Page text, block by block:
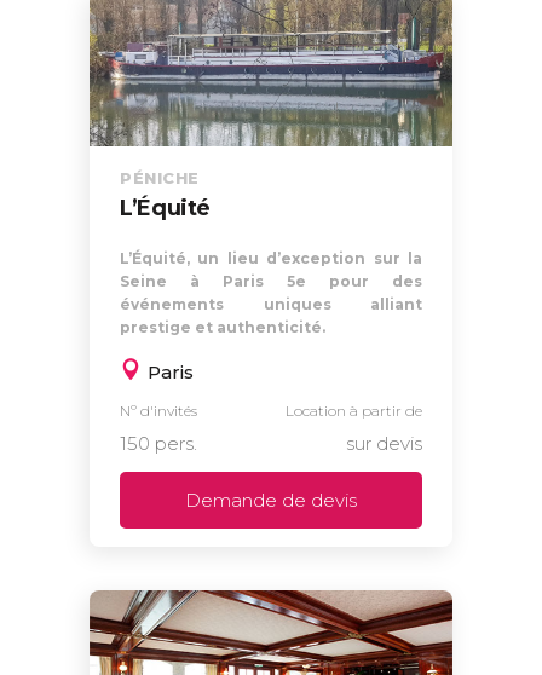
PÉNICHE
L’Équité
L’Équité, un lieu d’exception sur la
Seine à Paris 5e pour des
événements uniques alliant
prestige et authenticité.
Paris
Nº d'invités
150 pers.
Location à partir de
sur devis
Demande de devis